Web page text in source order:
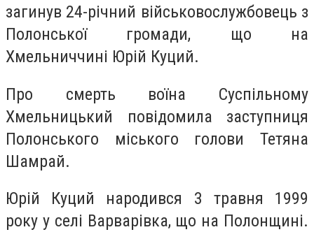
загинув 24-річний військовослужбовець з
Полонської громади, що на
Хмельниччині Юрій Куций.
Про смерть воїна Суспільному
Хмельницький повідомила заступниця
Полонського міського голови Тетяна
Шамрай.
Юрій Куций народився 3 травня 1999
року у селі Варварівка, що на Полонщині.